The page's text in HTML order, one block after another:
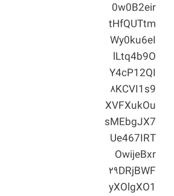
0w0B2eir
tHfQUTtm
Wy0ku6eI
lLtq4b9O
Y4cP12QI
۸KCVI1s9
XVFXukOu
sMEbgJX7
Ue467IRT
OwijeBxr
۲۹DRjBWF
yXOlgXO1